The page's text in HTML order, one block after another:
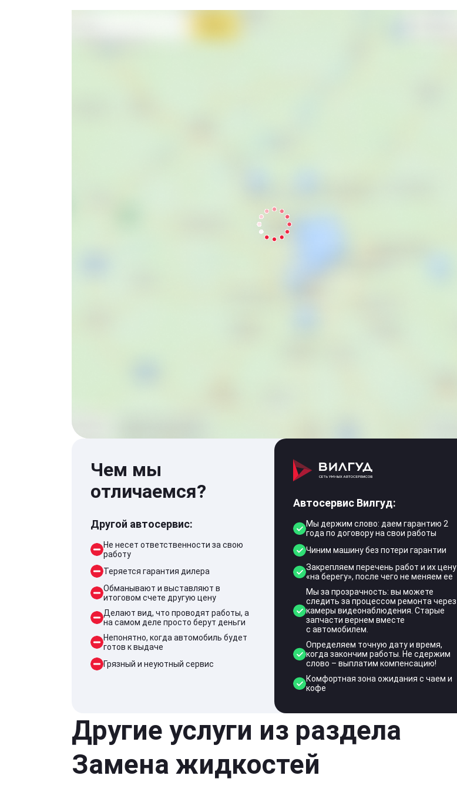
Чем мы
отличаемся?
Другой автосервис:
Не несет ответственности за свою
работу
Теряется гарантия дилера
Обманывают и выставляют в
итоговом счете другую цену
Делают вид, что проводят работы, а
на самом деле просто берут деньги
Непонятно, когда автомобиль будет
готов к выдаче
Грязный и неуютный сервис
Автосервис Вилгуд:
Мы держим слово: даем гарантию 2
года по договору на свои работы
Чиним машину без потери гарантии
Закрепляем перечень работ и их цену
«на берегу», после чего не меняем ее
Мы за прозрачность: вы можете
следить за процессом ремонта через
камеры видеонаблюдения. Старые
запчасти вернем вместе
с автомобилем.
Определяем точную дату и время,
когда закончим работы. Не сдержим
слово – выплатим компенсацию!
Комфортная зона ожидания с чаем и
кофе
Другие услуги из раздела
Замена жидкостей